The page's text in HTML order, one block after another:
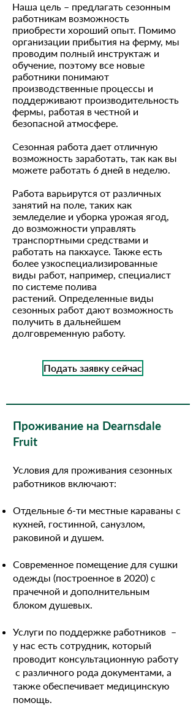
Наша цель – предлагать сезонным
работникам возможность
приобрести хороший опыт. Помимо
организации прибытия на ферму, мы
проводим полный инструктаж и
обучение, поэтому все новые
работники понимают
производственные процессы и
поддерживают производительность
фермы, работая в честной и
безопасной атмосфере.
Сезонная работа дает отличную
возможность заработать, так как вы
можете работать 6 дней в неделю.
Работа варьирутся от различных
занятий на поле, таких как
земледелие и уборка урожая ягод,
до возможности управлять
транспортными средствами и
работать на пакхаусе. Также есть
более узкоспециализированные
виды работ, например, специалист
по системе полива
растений. Определенные виды
сезонных работ дают возможность
получить в дальнейшем
долговременную работу.
Подать заявку сейчас
Проживание на Dearnsdale
Fruit
Условия для проживания сезонных
работников включают:
Отдельные 6-ти местные караваны с
кухней, гостинной, санузлом,
раковиной и душем.
Современное помещение для сушки
одежды (построенное в 2020) c
прачечной и дополнительным
блоком душевых.
Услуги по поддержке работников –
у нас есть сотрудник, который
проводит консультационную работу
с различного рода документами, а
также обеспечивает медицинскую
помощь.